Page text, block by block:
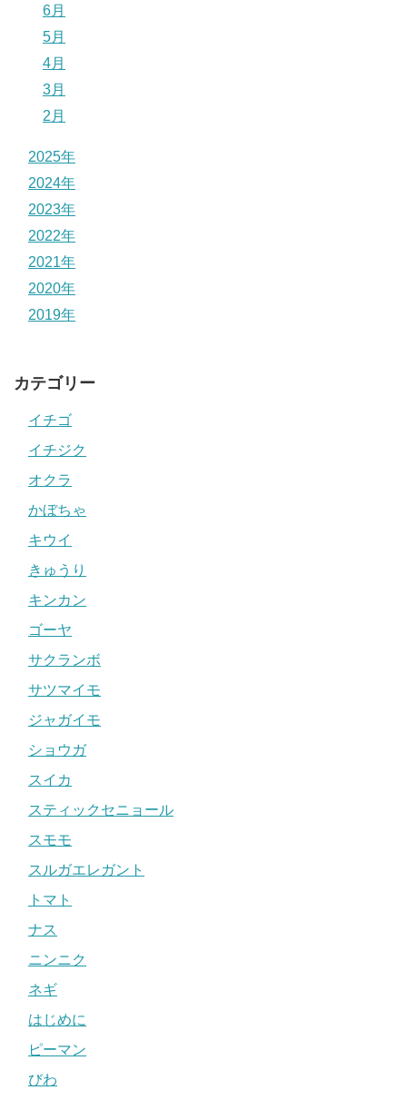
6月
5月
4月
3月
2月
2025年
2024年
2023年
2022年
2021年
2020年
2019年
カテゴリー
イチゴ
イチジク
オクラ
かぼちゃ
キウイ
きゅうり
キンカン
ゴーヤ
サクランボ
サツマイモ
ジャガイモ
ショウガ
スイカ
スティックセニョール
スモモ
スルガエレガント
トマト
ナス
ニンニク
ネギ
はじめに
ピーマン
びわ